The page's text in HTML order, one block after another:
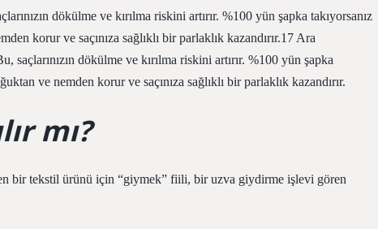
dökülme ve kırılma riskini artırır. %100 yün şapka takıyorsanız
korur ve saçınıza sağlıklı bir parlaklık kazandırır.17 Ara
dökülme ve kırılma riskini artırır. %100 yün şapka
ve nemden korur ve saçınıza sağlıklı bir parlaklık kazandırır.
mı?
bir tekstil ürünü için “giymek” fiili, bir uzva giydirme işlevi gören